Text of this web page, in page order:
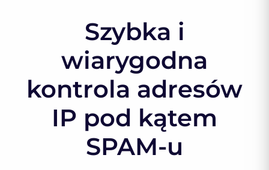
Szybka i
wiarygodna
kontrola adresów
IP pod kątem
SPAM-u